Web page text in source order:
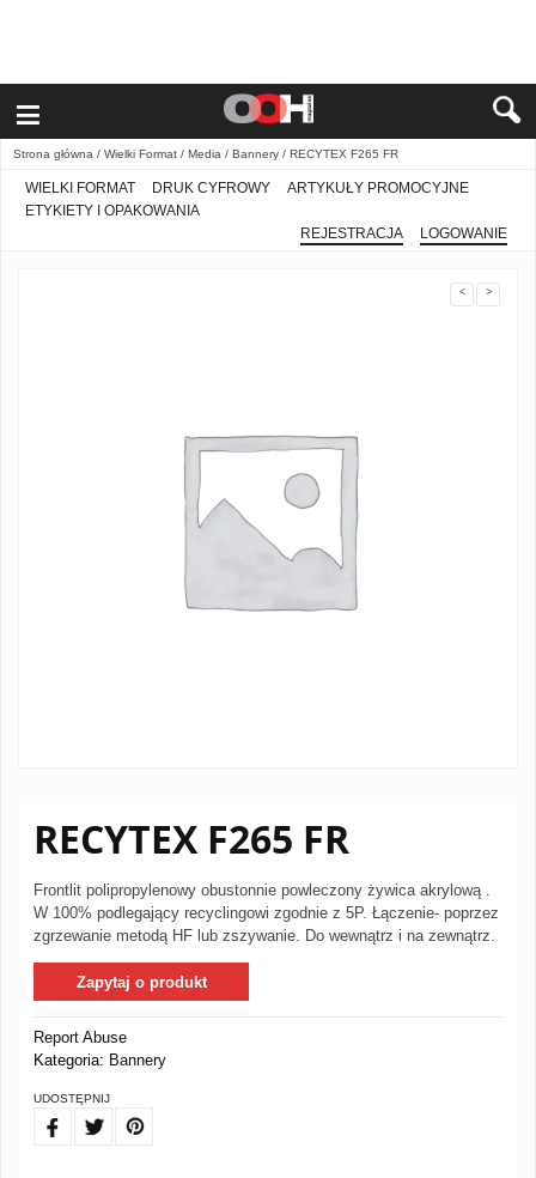
≡
Strona główna / Wielki Format / Media / Bannery / RECYTEX F265 FR
WIELKI FORMAT DRUK CYFROWY
ARTYKUŁY PROMOCYJNE
ETYKIETY I OPAKOWANIA
REJESTRACJA
LOGOWANIE
< >
RECYTEX F265 FR
Frontlit polipropylenowy obustonnie powleczony żywica akrylową .
W 100% podlegający recyclingowi zgodnie z 5P. Łączenie- poprzez
zgrzewanie metodą HF lub zszywanie. Do wewnątrz i na zewnątrz.
Zapytaj o produkt
Report Abuse
Kategoria: Bannery
UDOSTĘPNIJ